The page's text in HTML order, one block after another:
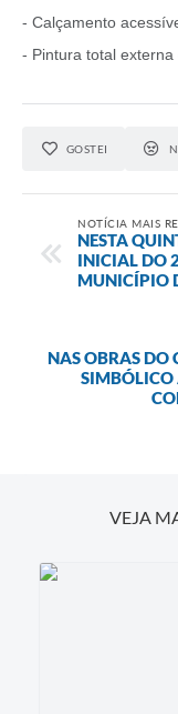
- Calçamento
- Pintura total externa
GOSTEI
NOTÍCIA MAIS
NESTA
INICIAL DO
MUNICÍPIO
NAS OBRAS
VEJA